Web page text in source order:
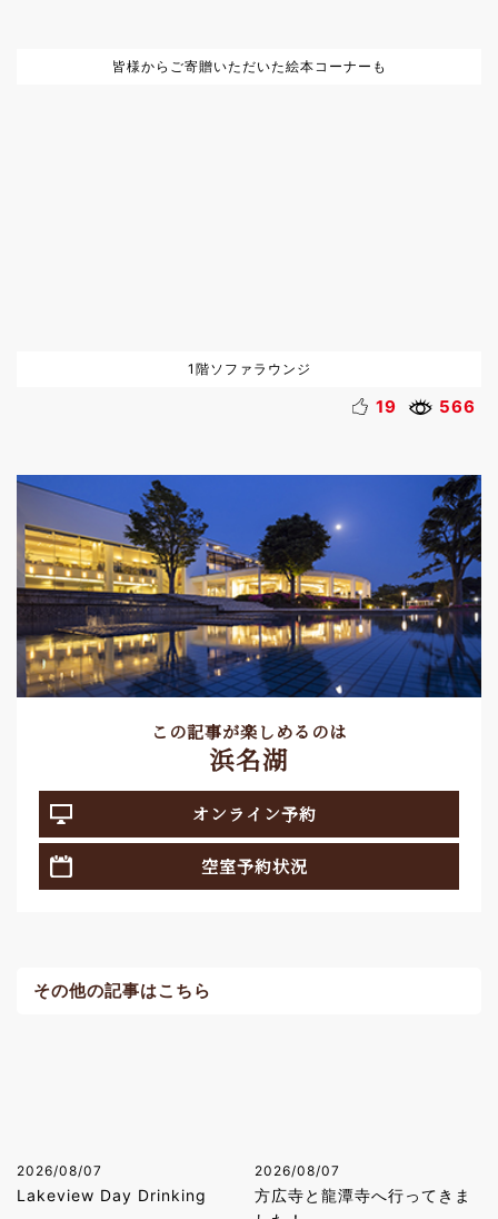
皆様からご寄贈いただいた絵本コーナーも
1階ソファラウンジ
19 566
この記事が楽しめるのは
浜名湖
オンライン予約
空室予約状況
その他の記事はこちら
2026/08/07
Lakeview Day Drinking
2026/08/07
方広寺と龍潭寺へ行ってきま